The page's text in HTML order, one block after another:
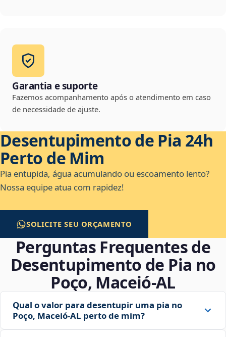
Garantia e suporte
Fazemos acompanhamento após o atendimento em caso
de necessidade de ajuste.
Desentupimento de Pia 24h
Perto de Mim
Pia entupida, água acumulando ou escoamento lento?
Nossa equipe atua com rapidez!
SOLICITE SEU ORÇAMENTO
Perguntas Frequentes de
Desentupimento de Pia no
Poço, Maceió‑AL
Qual o valor para desentupir uma pia no
Poço, Maceió‑AL perto de mim?